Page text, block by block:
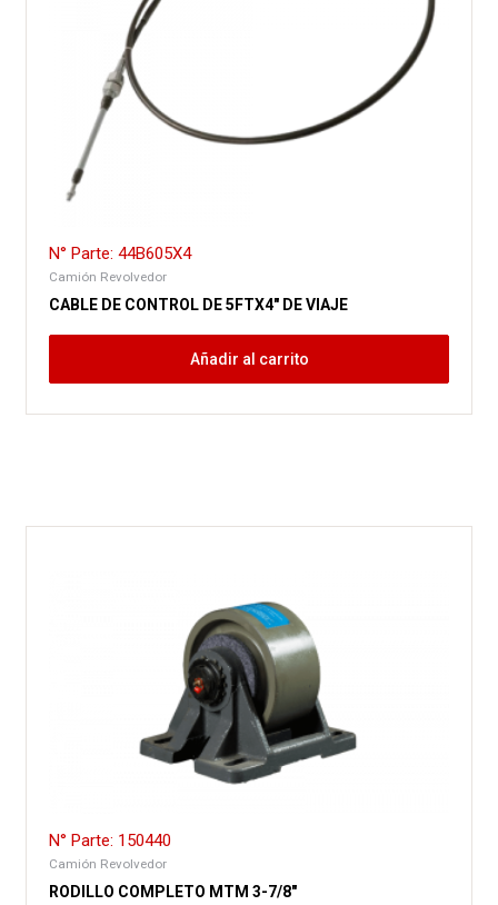
N° Parte: 44B605X4
Camión Revolvedor
CABLE DE CONTROL DE 5FTX4″ DE VIAJE
Añadir al carrito
N° Parte: 150440
Camión Revolvedor
RODILLO COMPLETO MTM 3-7/8″